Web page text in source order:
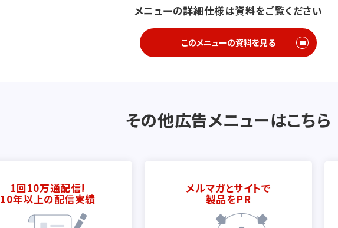
メニューの詳細仕様は資料をご覧ください
このメニューの資料を見る
その他広告メニューはこちら
1回10万通配信!
10年以上の配信実績
メルマガとサイトで
製品をPR